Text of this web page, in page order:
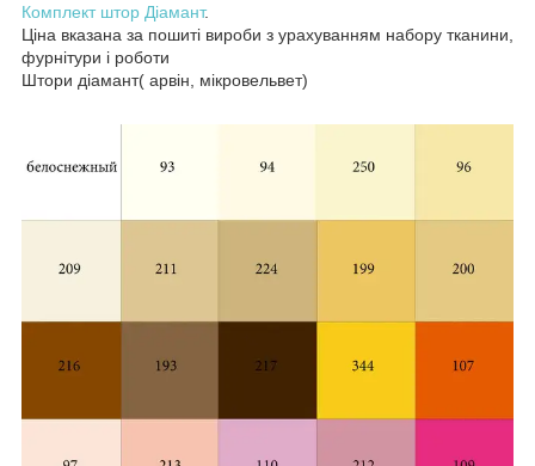
Комплект штор Діамант.
Ціна вказана за пошиті вироби з урахуванням набору тканини,
фурнітури і роботи
Штори діамант( арвін, мікровельвет)